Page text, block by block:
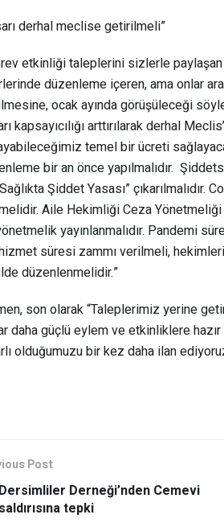
derhal meclise getirilmeli”
etkinliği taleplerini sizlerle
düzenleme içeren, ama onlar
ocak ayında görüşüleceği
kapsayıcılığı arttırılarak derhal
temel bir ücreti
bir an önce yapılmalıdır.
Şiddet Yasası”
Aile Hekimliği Ceza Yönetmeliği
yayınlanmalıdır. Pandemi
süresi zammı verilmeli,
düzenlenmelidir.”
son olarak “Taleplerimiz yerine
daha güçlü eylem ve etkinliklere
olduğumuzu bir kez daha ilan
Post
Dersimliler Derneği’nden Cemevi
saldırısına tepki